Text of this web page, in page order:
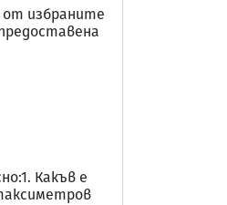
избраните
Какъв е